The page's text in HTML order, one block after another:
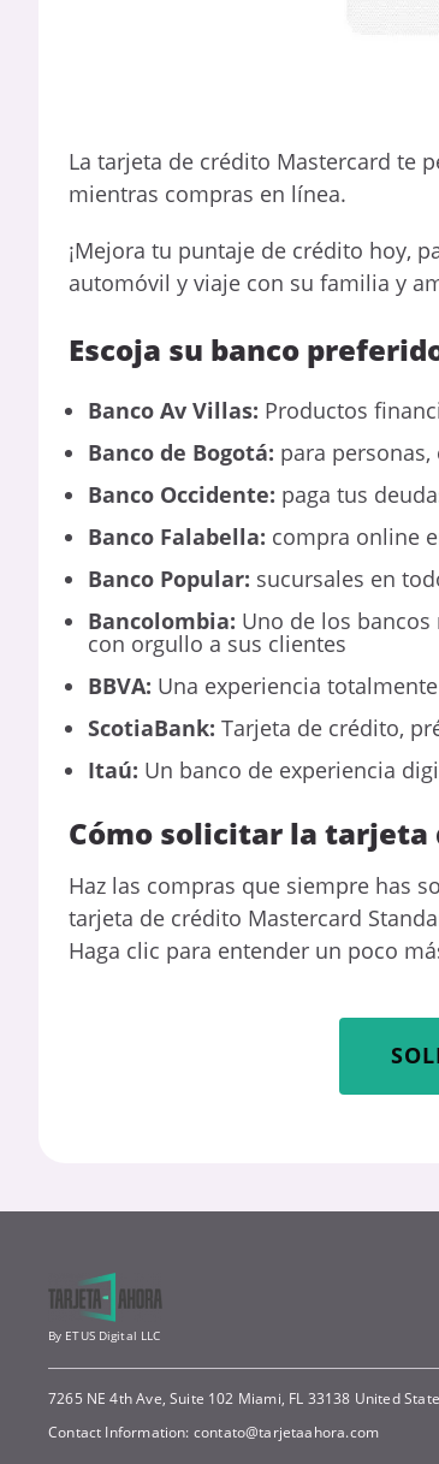
La tarjeta de crédito Mastercard te
mientras compras en línea.
¡Mejora tu puntaje de crédito hoy,
automóvil y viaje con su familia y
Escoja su banco
Banco Av Villas: Productos
Banco de Bogotá: para
Banco Occidente: paga tus
Banco Falabella: compra online
Banco Popular: sucursales en
Bancolombia: Uno de los
con orgullo a sus clientes
BBVA: Una experiencia
ScotiaBank: Tarjeta de crédito,
Itaú: Un banco de experiencia
Cómo solicitar la
Haz las compras que siempre has
tarjeta de crédito Mastercard
Haga clic para entender un poco
By ETUS Digital LLC
7265 NE 4th Ave, Suite 102 Miami, FL 33138 United
Contact Information: contato@tarjetaahora.com